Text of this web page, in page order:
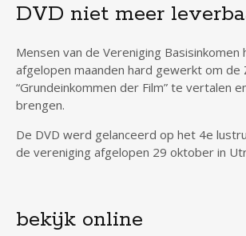
DVD niet meer
Mensen van de Vereniging Basisinkomen
afgelopen maanden hard gewerkt om de
“Grundeinkommen der Film” te vertalen
brengen.
De DVD werd gelanceerd op het 4e
de vereniging afgelopen 29 oktober in
bekijk online